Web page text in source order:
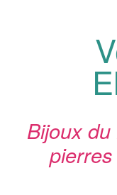
Bijoux